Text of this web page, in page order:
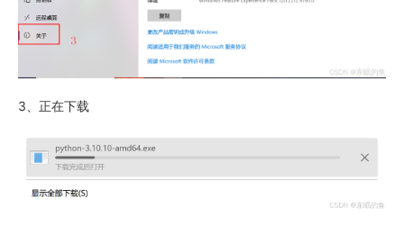
3、正在下载